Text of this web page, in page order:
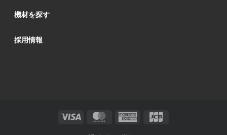
機材を探す
採用情報
Visa MasterCard American